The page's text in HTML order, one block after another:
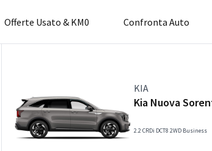
Offerte Usato & KM0 Confronta Auto
KIA
Kia Nuova
2.2 CRDi DCT8 2WD Business